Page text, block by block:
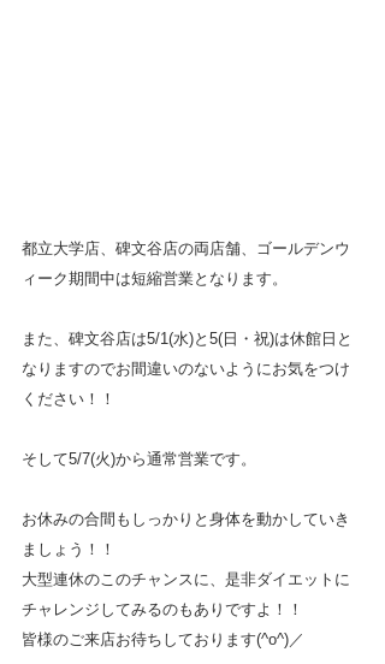
都立大学店、碑文谷店の両店舗、ゴールデンウ
ィーク期間中は短縮営業となります。
また、碑文谷店は5/1(水)と5(日・祝)は休館日と
なりますのでお間違いのないようにお気をつけ
ください！！
そして5/7(火)から通常営業です。
お休みの合間もしっかりと身体を動かしていき
ましょう！！
大型連休のこのチャンスに、是非ダイエットに
チャレンジしてみるのもありですよ！！
皆様のご来店お待ちしております(^o^)／